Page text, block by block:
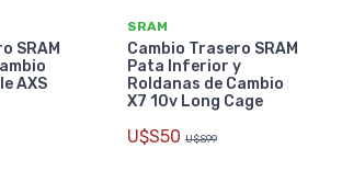
SRAM
AXS
SRAM
Cambio Trasero SRAM
Pata Inferior y
Roldanas de Cambio
X7 10v Long Cage
U$S50 U$S99